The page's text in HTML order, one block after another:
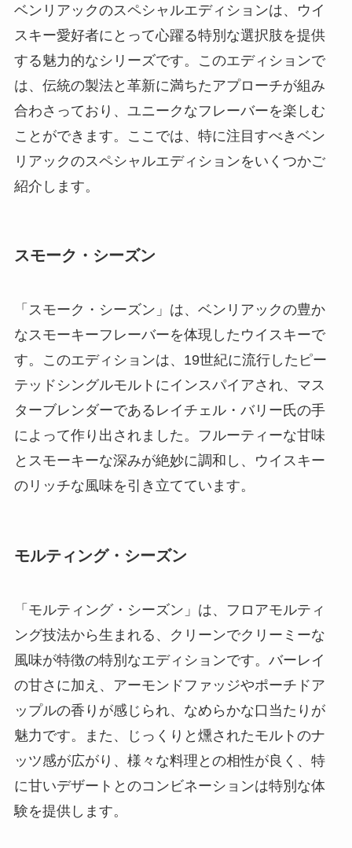
ベンリアックのスペシャルエディションは、ウイ
スキー愛好者にとって心躍る特別な選択肢を提供
する魅力的なシリーズです。このエディションで
は、伝統の製法と革新に満ちたアプローチが組み
合わさっており、ユニークなフレーバーを楽しむ
ことができます。ここでは、特に注目すべきベン
リアックのスペシャルエディションをいくつかご
紹介します。
スモーク・シーズン
「スモーク・シーズン」は、ベンリアックの豊か
なスモーキーフレーバーを体現したウイスキーで
す。このエディションは、19世紀に流行したピー
テッドシングルモルトにインスパイアされ、マス
ターブレンダーであるレイチェル・バリー氏の手
によって作り出されました。フルーティーな甘味
とスモーキーな深みが絶妙に調和し、ウイスキー
のリッチな風味を引き立てています。
モルティング・シーズン
「モルティング・シーズン」は、フロアモルティ
ング技法から生まれる、クリーンでクリーミーな
風味が特徴の特別なエディションです。バーレイ
の甘さに加え、アーモンドファッジやポーチドア
ップルの香りが感じられ、なめらかな口当たりが
魅力です。また、じっくりと燻されたモルトのナ
ッツ感が広がり、様々な料理との相性が良く、特
に甘いデザートとのコンビネーションは特別な体
験を提供します。